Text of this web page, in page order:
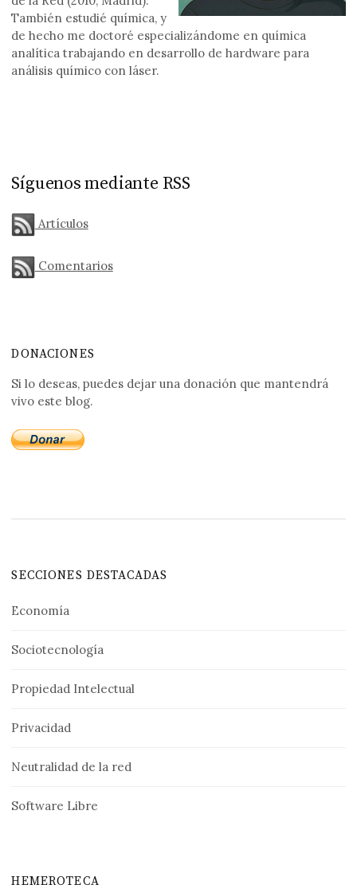
También estudié química, y
de hecho me doctoré especializándome en química
analítica trabajando en desarrollo de hardware para
análisis químico con láser.
Síguenos mediante RSS
Artículos
Comentarios
DONACIONES
Si lo deseas, puedes dejar una donación que mantendrá
vivo este blog.
SECCIONES DESTACADAS
Economía
Sociotecnología
Propiedad Intelectual
Privacidad
Neutralidad de la red
Software Libre
HEMEROTECA